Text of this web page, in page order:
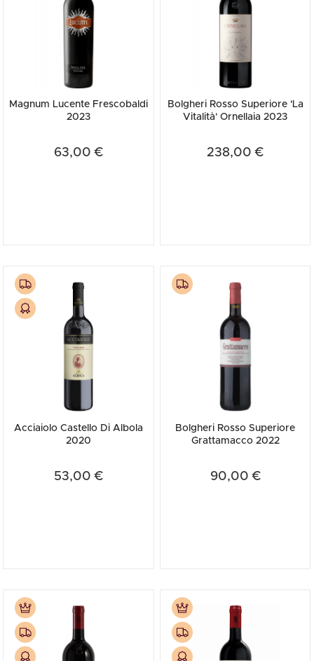
Magnum Lucente Frescobaldi
2023
63,00 €
Bolgheri Rosso Superiore 'La
Vitalità' Ornellaia 2023
238,00 €
Acciaiolo Castello Di Albola
2020
53,00 €
Bolgheri Rosso Superiore
Grattamacco 2022
90,00 €